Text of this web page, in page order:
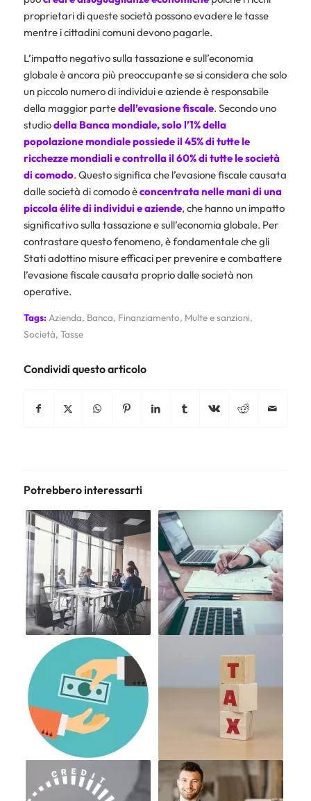
proprietari di queste società possono evadere le tasse
mentre i cittadini comuni devono pagarle.
L’impatto negativo sulla tassazione e sull’economia
globale è ancora più preoccupante se si considera che solo
un piccolo numero di individui e aziende è responsabile
della maggior partedell’evasione fiscale. Secondo uno
studiodella Banca mondiale, solo l’1% della
popolazione mondiale possiede il 45% di tutte le
ricchezze mondiali e controlla il 60% di tutte le società
di comodo. Questo significa che l’evasione fiscale causata
dalle società di comodo èconcentrata nelle mani di una
piccola élite di individui e aziende, che hanno un impatto
significativo sulla tassazione e sull’economia globale. Per
contrastare questo fenomeno, è fondamentale che gli
Stati adottino misure efficaci per prevenire e combattere
l’evasione fiscale causata proprio dalle società non
operative.
Tags:Azienda, Banca, Finanziamento, Multe e sanzioni,
Società, Tasse
Condividi questo articolo
Potrebbero interessarti